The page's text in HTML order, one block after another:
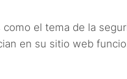
el tema de la
en su sitio web